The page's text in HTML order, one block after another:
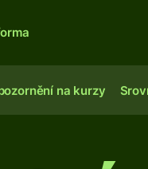
na kurzy